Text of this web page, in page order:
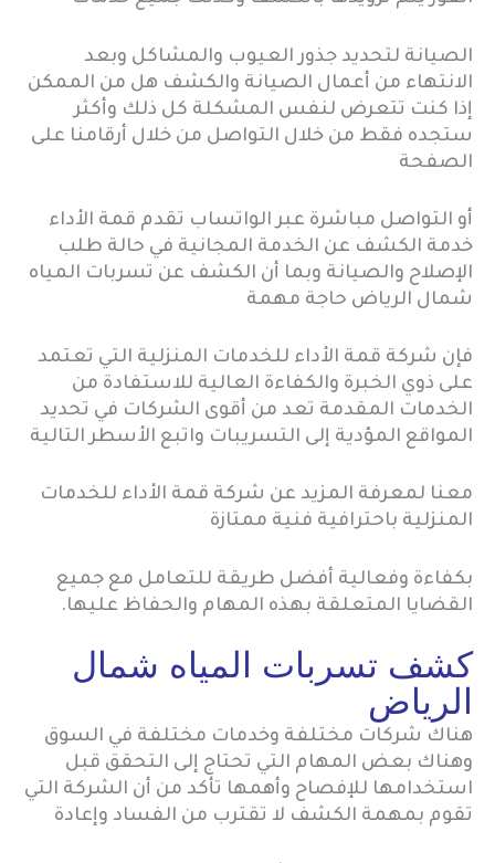
الصيانة لتحديد جذور العيوب والمشاكل وبعد
الانتهاء من أعمال الصيانة والكشف هل من الممكن
إذا كنت تتعرض لنفس المشكلة كل ذلك وأكثر
ستجده فقط من خلال التواصل من خلال أرقامنا على
الصفحة
أو التواصل مباشرة عبر الواتساب تقدم قمة الأداء
خدمة الكشف عن الخدمة المجانية في حالة طلب
الإصلاح والصيانة وبما أن الكشف عن تسربات المياه
شمال الرياض حاجة مهمة
فإن شركة قمة الأداء للخدمات المنزلية التي تعتمد
على ذوي الخبرة والكفاءة العالية للاستفادة من
الخدمات المقدمة تعد من أقوى الشركات في تحديد
المواقع المؤدية إلى التسريبات واتبع الأسطر التالية
معنا لمعرفة المزيد عن شركة قمة الأداء للخدمات
المنزلية باحترافية فنية ممتازة
بكفاءة وفعالية أفضل طريقة للتعامل مع جميع
القضايا المتعلقة بهذه المهام والحفاظ عليها.
كشف تسربات المياه شمال
الرياض
هناك شركات مختلفة وخدمات مختلفة في السوق
وهناك بعض المهام التي تحتاج إلى التحقق قبل
استخدامها للإفصاح وأهمها تأكد من أن الشركة التي
تقوم بمهمة الكشف لا تقترب من الفساد وإعادة